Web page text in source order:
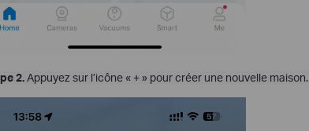
2.Appuyez sur l’icône « + » pour créer une nouvelle maison.